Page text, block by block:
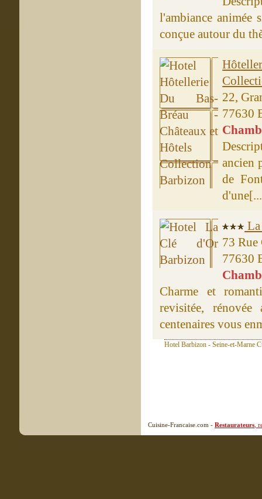
l'ambiance animée
conçue autour du
22,
77630
ancien
de
73 Rue
77630
Charme et
revisitée,
centenaires vous
Hotel Barbizon - Seine-et-Marne
Cuisine-Francaise.com - Restaurateurs ,